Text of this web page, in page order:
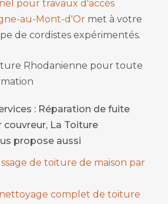
pour travaux d'accès
au-Mont-d'Or met à votre
de cordistes expérimentés.
Rhodanienne pour toute
: Réparation de fuite
couvreur, La Toiture
propose aussi
de toiture de maison par
complet de toiture